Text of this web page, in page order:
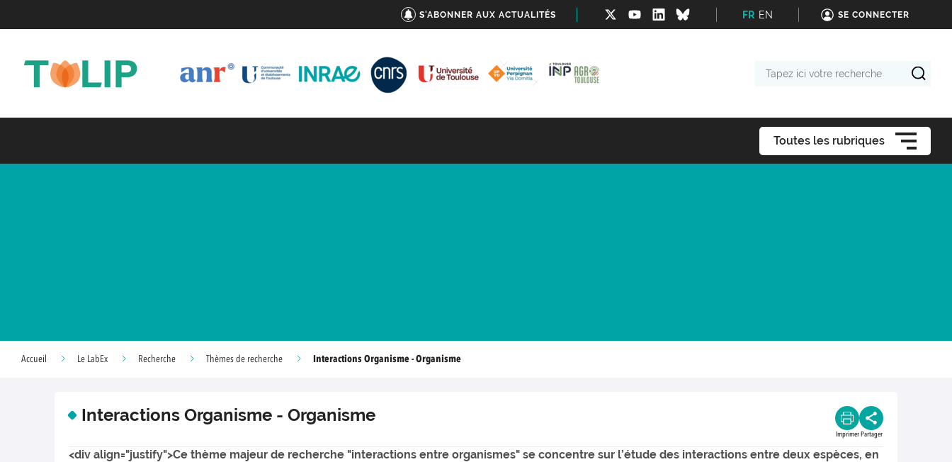
S'ABONNER AUX ACTUALITÉS FR EN SE CONNECTER
Toutes les rubriques
Accueil Le LabEx Recherche Thèmes de recherche Interactions Organisme - Organisme
Interactions Organisme - Organisme
Imprimer Partager
<div align="justify">Ce thème majeur de recherche "interactions entre organismes" se concentre sur l’étude des interactions entre deux espèces, en